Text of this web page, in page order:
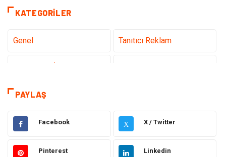
KATEGORILER
Genel Tanıtıcı Reklam
Hizmet
Hukuk Emlak
Otomotiv Sağlıklı Yaşam
PAYLAŞ
Facebook X X / Twitter
Pinterest Linkedin